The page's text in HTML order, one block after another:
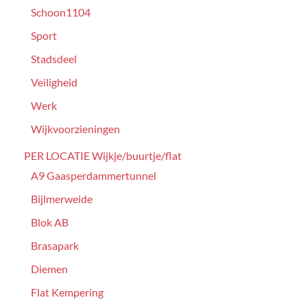
Schoon1104
Sport
Stadsdeel
Veiligheid
Werk
Wijkvoorzieningen
PER LOCATIE Wijkje/buurtje/flat
A9 Gaasperdammertunnel
Bijlmerweide
Blok AB
Brasapark
Diemen
Flat Kempering